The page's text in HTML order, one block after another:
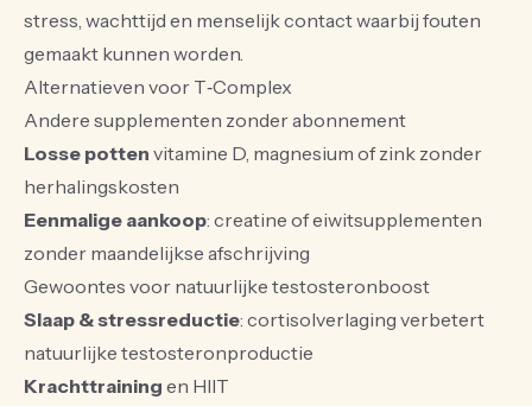
stress, wachttijd en menselijk contact waarbij fouten
gemaakt kunnen worden.
Alternatieven voor T‑Complex
Andere supplementen zonder abonnement
Losse potten vitamine D, magnesium of zink zonder
herhalingskosten
Eenmalige aankoop: creatine of eiwitsupplementen
zonder maandelijkse afschrijving
Gewoontes voor natuurlijke testosteronboost
Slaap & stressreductie: cortisolverlaging verbetert
natuurlijke testosteronproductie
Krachttraining en HIIT